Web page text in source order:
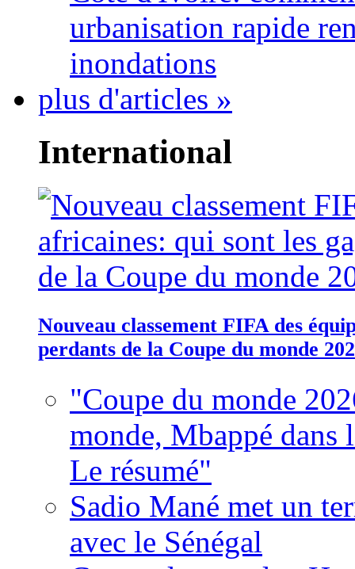
urbanisation rapide
inondations
plus d'articles »
International
Nouveau classement FIFA des
perdants de la Coupe du monde
"Coupe du monde
monde, Mbappé dans
Le résumé"
Sadio Mané met un
avec le Sénégal